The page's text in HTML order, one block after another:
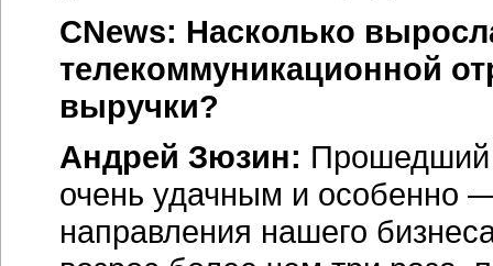
CNews: Насколько
телекоммуникационной
выручки?
Андрей Зюзин: Прошедший
очень удачным и особенно
направления нашего